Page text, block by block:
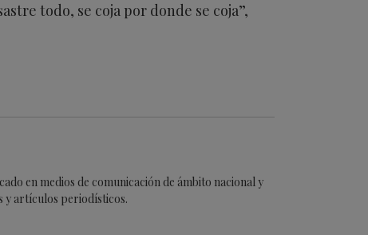
todo, se coja por donde se coja”,
en medios de comunicación de ámbito nacional y
y artículos periodísticos.